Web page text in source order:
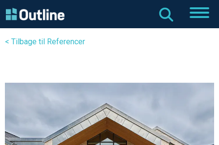
< Tilbage til Referencer